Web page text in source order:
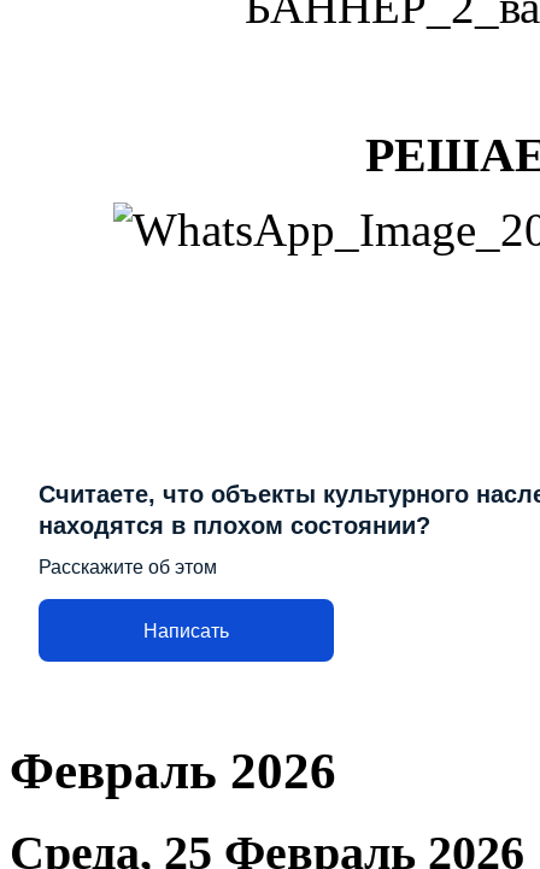
Считаете, что объекты культурного
находятся в плохом состоянии?
Расскажите об этом
Написать
Февраль 2026
Среда, 25 Февраль 2026